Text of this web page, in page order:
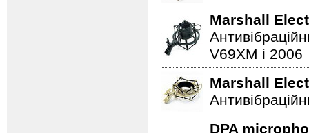
Marshall
V69XM і 2006
Marshall
DPA